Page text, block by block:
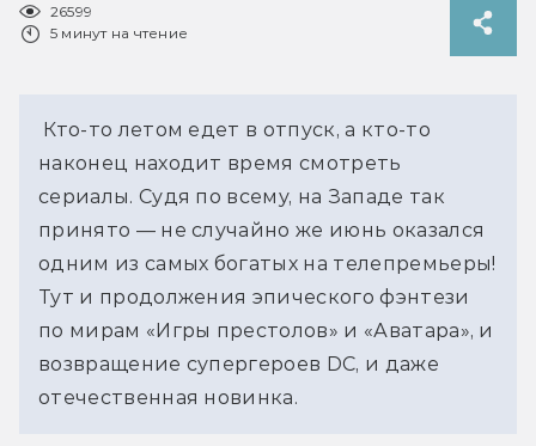
26599
5 минут на чтение
Кто-то летом едет в отпуск, а кто-то
наконец находит время смотреть
сериалы. Судя по всему, на Западе так
принято — не случайно же июнь оказался
одним из самых богатых на телепремьеры!
Тут и продолжения эпического фэнтези
по мирам «Игры престолов» и «Аватара», и
возвращение супергероев DC, и даже
отечественная новинка.